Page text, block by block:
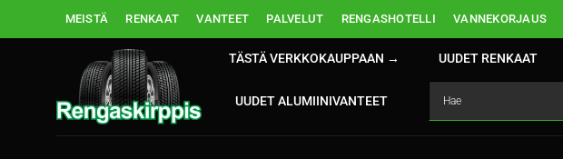
MEISTÄ RENKAAT VANTEET PALVELUT RENGASHOTELLI VANNEKORJAUS
TÄSTÄ VERKKOKAUPPAAN → UUDET RENKAAT
UUDET ALUMIINIVANTEET